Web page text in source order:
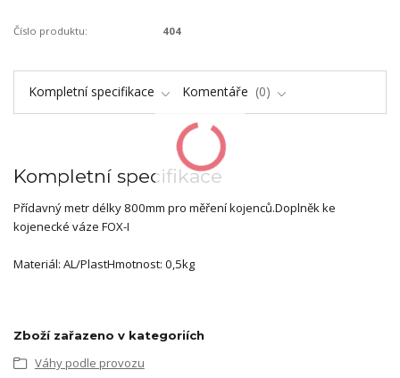
Číslo produktu: 404
Kompletní specifikace Komentáře 0
Kompletní specifikace
Přídavný metr délky 800mm pro měření kojenců.Doplněk ke
kojenecké váze FOX-I
Materiál: AL/PlastHmotnost: 0,5kg
Zboží zařazeno v kategoriích
Váhy podle provozu